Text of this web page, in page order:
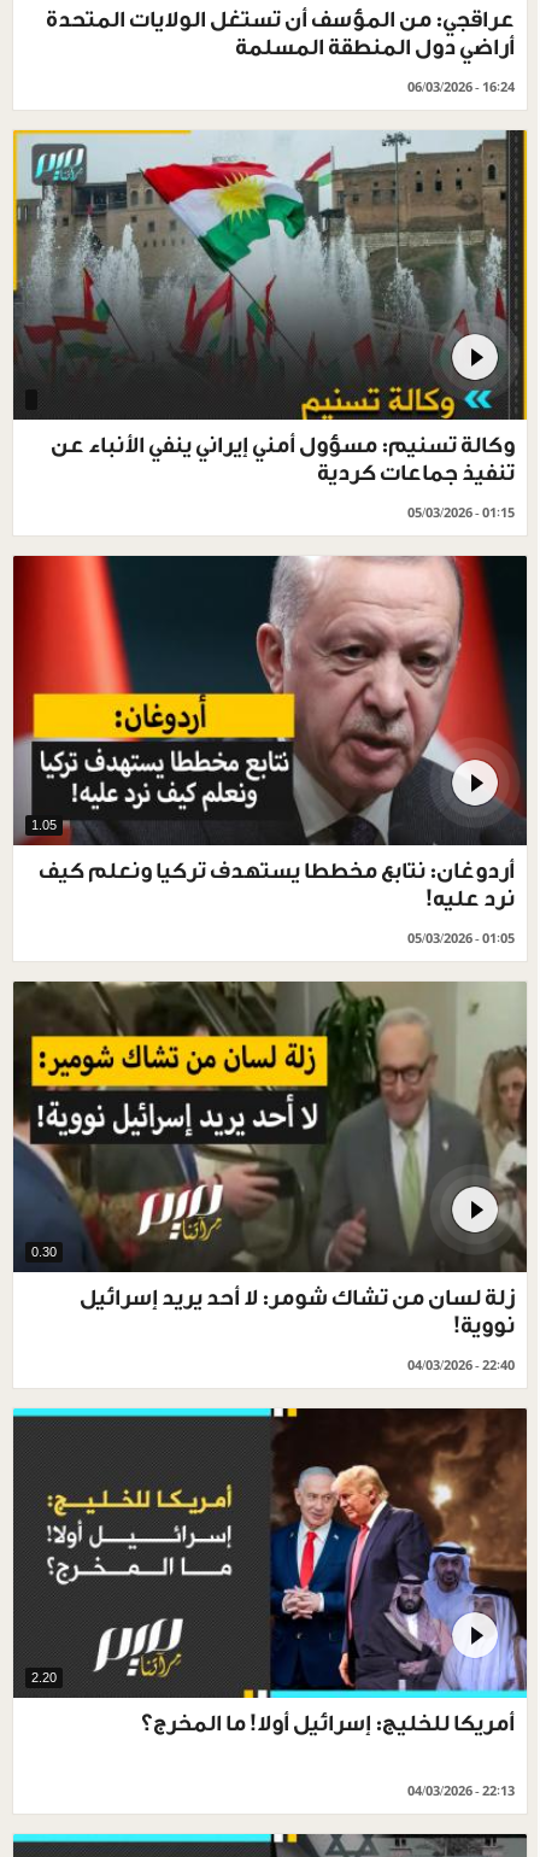
عراقجي: من المؤسف أن تستغل الولايات المتحدة
أراضي دول المنطقة المسلمة
06/03/2026 - 16:24
وكالة تسنيم: مسؤول أمني إيراني ينفي الأنباء عن
تنفيذ جماعات كردية
05/03/2026 - 01:15
1.05
أردوغان: نتابع مخططا يستهدف تركيا ونعلم كيف
نرد عليه!
05/03/2026 - 01:05
0.30
زلة لسان من تشاك شومر: لا أحد يريد إسرائيل
نووية!
04/03/2026 - 22:40
2.20
أمريكا للخليج: إسرائيل أولا! ما المخرج؟
04/03/2026 - 22:13